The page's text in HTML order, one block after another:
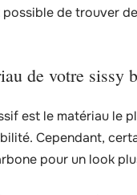
de trouver
de votre sissy
est le matériau le
Cependant,
pour un look